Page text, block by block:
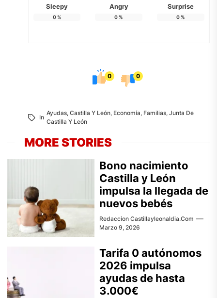
Sleepy
0%
Angry
0%
Surprise
0%
0 0
In
Ayudas, Castilla Y León, Economía, Familias, Junta De
Castilla Y León
MORE STORIES
Bono nacimiento
Castilla y León
impulsa la llegada de
nuevos bebés
Redaccion Castillayleonaldia.com
Marzo 9, 2026
Tarifa 0 autónomos
2026 impulsa
ayudas de hasta
3.000€